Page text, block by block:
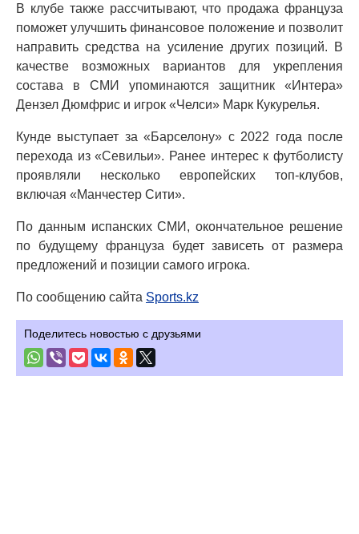
В клубе также рассчитывают, что продажа француза
поможет улучшить финансовое положение и позволит
направить средства на усиление других позиций. В
качестве возможных вариантов для укрепления
состава в СМИ упоминаются защитник «Интера»
Дензел Дюмфрис и игрок «Челси» Марк Кукурелья.
Кунде выступает за «Барселону» с 2022 года после
перехода из «Севильи». Ранее интерес к футболисту
проявляли несколько европейских топ-клубов,
включая «Манчестер Сити».
По данным испанских СМИ, окончательное решение
по будущему француза будет зависеть от размера
предложений и позиции самого игрока.
По сообщению сайта Sports.kz
Поделитесь новостью с друзьями